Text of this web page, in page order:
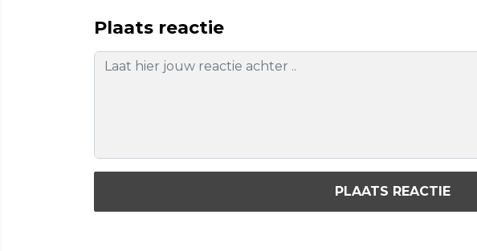
Plaats reactie
PLAATS REACTIE